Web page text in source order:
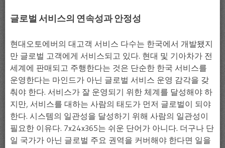
글로벌 서비스의 연속성과 안정성
현대오토에버의 대고객 서비스 다수는 한국에서 개발됐지
만 글로벌 고객에게 서비스되고 있다. 현대 및 기아차가 전
세계에 판매되고 주행한다는 것은 단순한 한국 서비스를
운영한다는 마인드가 아닌 글로벌 서비스 운영 감각을 갖
춰야 한다. 서비스가 잘 운영되기 위한 체계를 달성해야 하
지만, 서비스를 대하는 사람의 태도가 먼저 글로벌이 되야
한다. 시스템의 일관성을 달성하기 위해 사람의 일관성이
필요한 이유다. 7x24x365는 쉬운 단어가 아니다. 더구나 단
일 국가가 아닌 글로벌 주요 권역을 커버해야 한다면 일을